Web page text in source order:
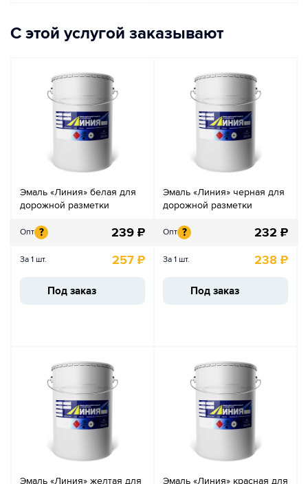
С этой услугой заказывают
Эмаль «Линия» белая для
дорожной разметки
Опт ? 239 ₽
За 1 шт. 257 ₽
Под заказ
Эмаль «Линия» черная для
дорожной разметки
Опт ? 232 ₽
За 1 шт. 238 ₽
Под заказ
Эмаль «Линия» желтая для Эмаль «Линия» красная для